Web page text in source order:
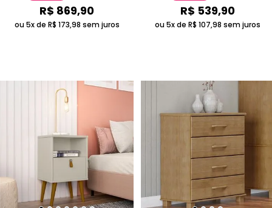
R$ 869,90
ou 5x de R$ 173,98 sem juros
R$ 539,90
ou 5x deR$ 107,98 sem juros